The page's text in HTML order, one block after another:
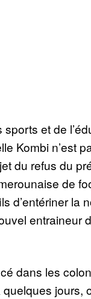
sports et de
Kombi n’est
du refus du
de
d’entériner la
entraineur
dans les
quelques jours,